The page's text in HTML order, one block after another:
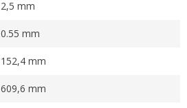
2,5 mm
0.55 mm
152,4 mm
609,6 mm